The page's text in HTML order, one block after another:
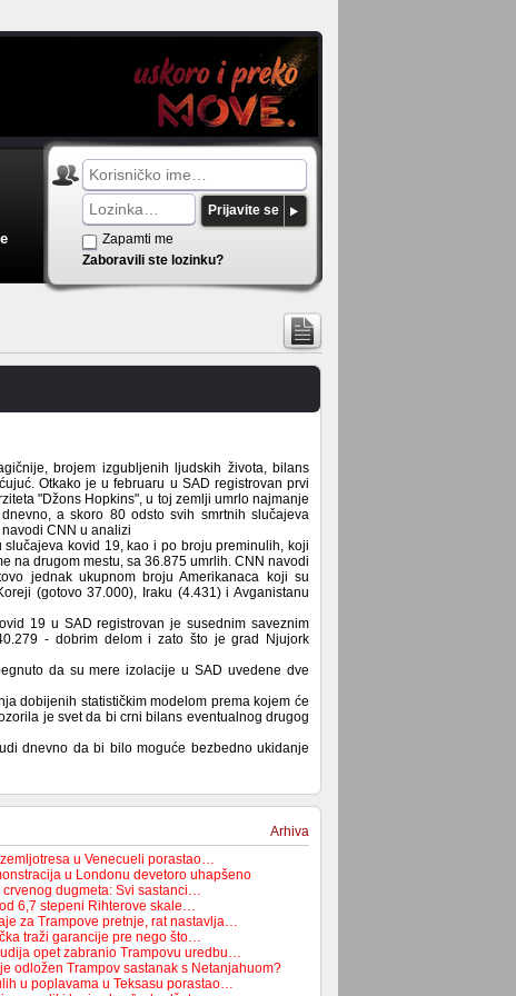
Prijavite se
Zapamti me
Zaboravili ste lozinku?
brojem izgubljenih ljudskih života, bilans
Otkako je u februaru u SAD registrovan prvi
"Džons Hopkins", u toj zemlji umrlo najmanje
a skoro 80 odsto svih smrtnih slučajeva
CNN u analizi
kovid 19, kao i po broju preminulih, koji
na drugom mestu, sa 36.875 umrlih. CNN navodi
jednak ukupnom broju Amerikanaca koji su
(gotovo 37.000), Iraku (4.431) i Avganistanu
19 u SAD registrovan je susednim saveznim
- dobrim delom i zato što je grad Njujork
da su mere izolacije u SAD uvedene dve
dobijenih statističkim modelom prema kojem će
je svet da bi crni bilans eventualnog drugog
dnevno da bi bilo moguće bezbedno ukidanje
Arhiva
u Venecueli porastao…
u Londonu devetoro uhapšeno
crvenog dugmeta: Svi sastanci…
6,7 stepeni Rihterove skale…
za Trampove pretnje, rat nastavlja…
traži garancije pre nego što…
opet zabranio Trampovu uredbu…
odložen Trampov sastanak s Netanjahuom?
u poplavama u Teksasu porastao…